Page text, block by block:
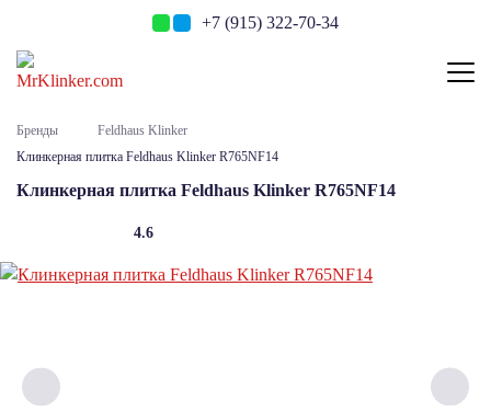
+7 (915) 322-70-34
Бренды
Feldhaus Klinker
Клинкерная плитка Feldhaus Klinker R765NF14
Клинкерная плитка Feldhaus Klinker R765NF14
4.6